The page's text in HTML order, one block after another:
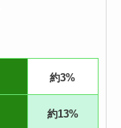
約3%
約13%